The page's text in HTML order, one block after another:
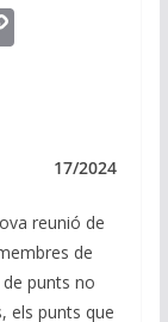
C
n
k
17/2024
reunió de
de
punts no
els punts que